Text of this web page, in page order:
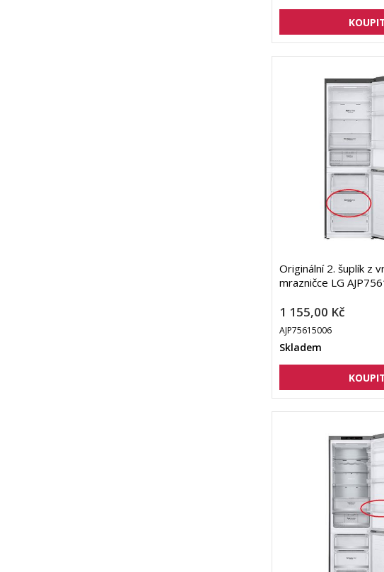
Originální 2. šuplík z
mrazničce LG
1 155,00 Kč
AJP75615006
Skladem